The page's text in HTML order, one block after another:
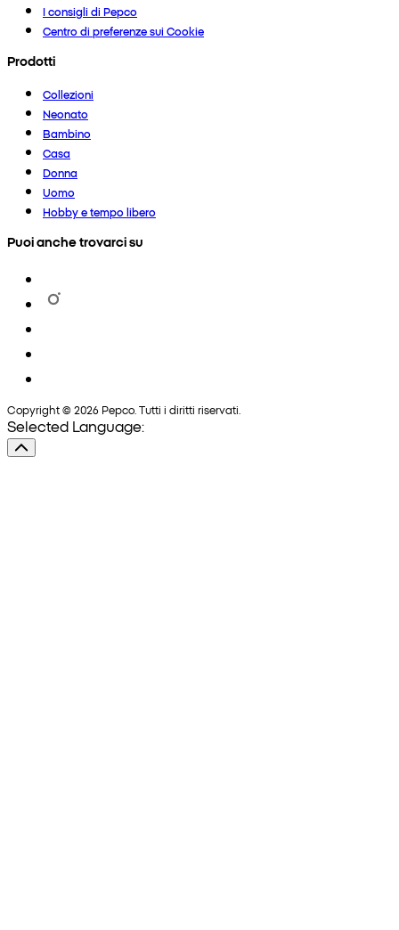
I consigli di Pepco
Centro di preferenze sui Cookie
Prodotti
Collezioni
Neonato
Bambino
Casa
Donna
Uomo
Hobby e tempo libero
Puoi anche trovarci su
Copyright © 2026 Pepco. Tutti i diritti riservati.
Selected Language: